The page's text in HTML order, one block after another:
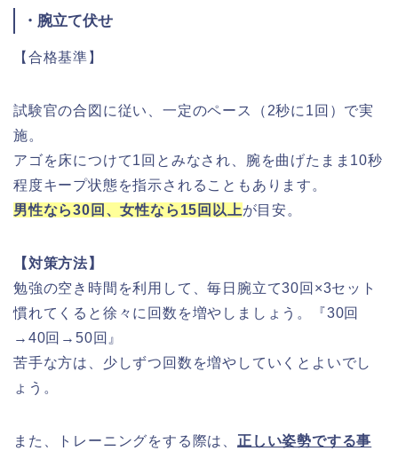
・腕立て伏せ
【合格基準】
試験官の合図に従い、一定のペース（2秒に1回）で実
施。
アゴを床につけて1回とみなされ、腕を曲げたまま10秒
程度キープ状態を指示されることもあります。
男性なら30回、女性なら15回以上が目安。
【対策方法】
勉強の空き時間を利用して、毎日腕立て30回×3セット
慣れてくると徐々に回数を増やしましょう。『30回
→40回→50回』
苦手な方は、少しずつ回数を増やしていくとよいでし
ょう。
また、トレーニングをする際は、 正しい姿勢でする事